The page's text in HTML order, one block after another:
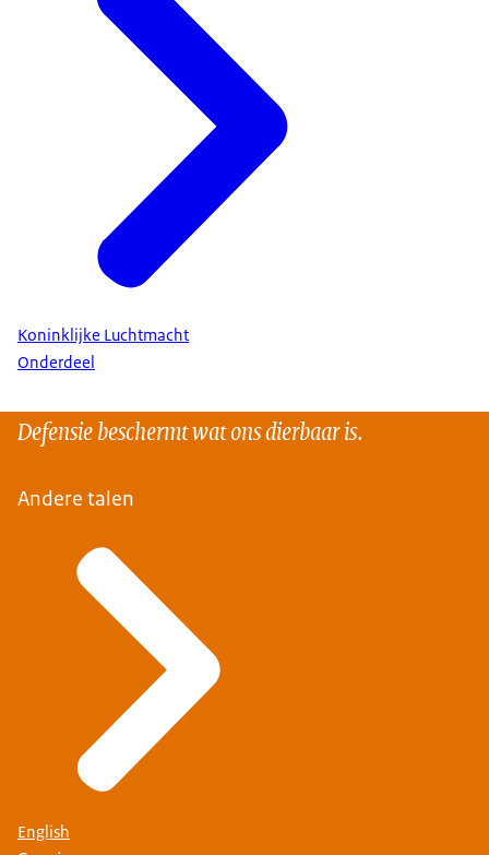
Koninklijke Luchtmacht
Onderdeel
Defensie beschermt wat ons dierbaar is.
Andere talen
English